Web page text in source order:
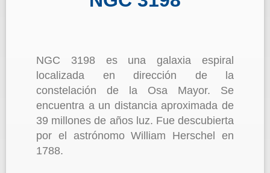
NGC 3198 es una galaxia espiral
localizada en dirección de la
constelación de la Osa Mayor. Se
encuentra a un distancia aproximada de
39 millones de años luz. Fue descubierta
por el astrónomo William Herschel en
1788.